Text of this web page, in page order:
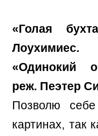
«Голая
Лоухимиес.
«Одинокий
реж. Пеэтер
Позволю
картинах, так